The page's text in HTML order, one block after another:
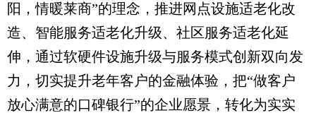
阳，情暖莱商”的理念，推进网点设施适老化改
造、智能服务适老化升级、社区服务适老化延
伸，通过软硬件设施升级与服务模式创新双向发
力，切实提升老年客户的金融体验，把“做客户
放心满意的口碑银行”的企业愿景，转化为实实